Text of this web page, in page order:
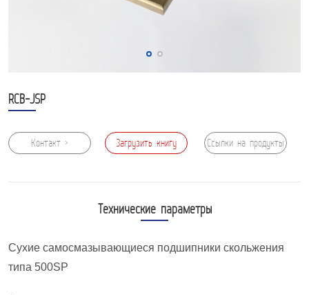
RCB-JSP
Контакт >
Загрузить книгу
Ссылки на продукты
Технические параметры
Сухие самосмазывающиеся подшипники скольжения
типа 500SP